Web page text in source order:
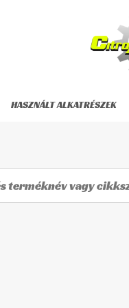
HASZNÁLT ALKATRÉSZEK